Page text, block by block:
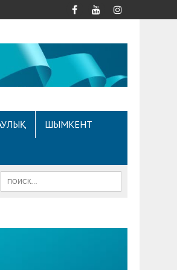
ШЫМКЕНТ